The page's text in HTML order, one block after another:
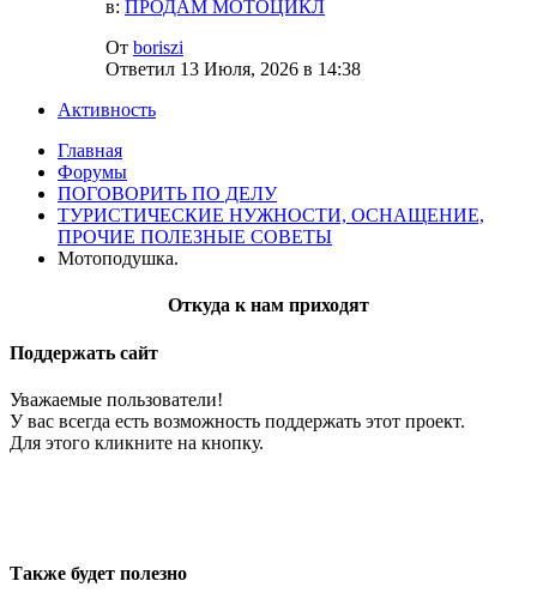
в: ПРОДАМ МОТОЦИКЛ
От boriszi
Ответил 13 Июля, 2026 в 14:38
Активность
Главная
Форумы
ПОГОВОРИТЬ ПО ДЕЛУ
ТУРИСТИЧЕСКИЕ НУЖНОСТИ, ОСНАЩЕНИЕ,
ПРОЧИЕ ПОЛЕЗНЫЕ СОВЕТЫ
Мотоподушка.
Откуда к нам приходят
Поддержать сайт
Уважаемые пользователи!
У вас всегда есть возможность поддержать этот проект.
Для этого кликните на кнопку.
Также будет полезно